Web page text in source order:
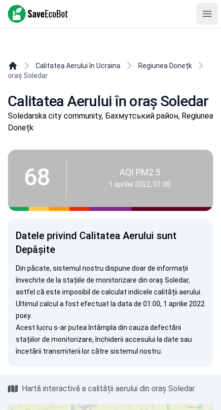
SaveEcoBot
Calitatea Aerului în Ucraina
Regiunea Donețk
oraș Soledar
Calitatea Aerului în oraș Soledar
Soledarska city community, Бахмутський район, Regiunea
Donețk
68 AQI PM2.5
1 aprilie 2022, 01:00
Datele privind Calitatea Aerului sunt
Depășite
Din păcate, sistemul nostru dispune doar de informații
învechite de la stațiile de monitorizare din oraș Soledar,
astfel că este imposibil de calculat indicele calității aerului.
Ultimul calcul a fost efectuat la data de 01:00, 1 aprilie 2022
року.
Acest lucru s-ar putea întâmpla din cauza defectării
stațiilor de monitorizare, închiderii accesului la date sau
încetării transmiterii lor către sistemul nostru.
Hartă interactivă a calității aerului din oraș Soledar